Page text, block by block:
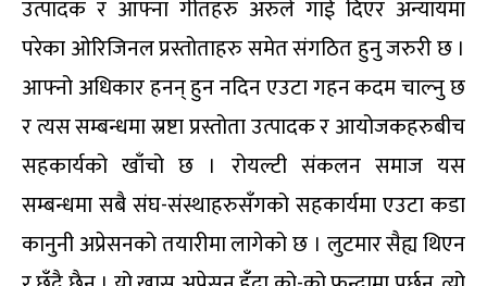
उत्पादक र आफ्ना गीतहरु अरुले गाई दिएर अन्यायमा
परेका ओरिजिनल प्रस्तोताहरु समेत संगठित हुनु जरुरी छ ।
आफ्नो अधिकार हनन् हुन नदिन एउटा गहन कदम चाल्नु छ
र त्यस सम्बन्धमा स्रष्टा प्रस्तोता उत्पादक र आयोजकहरुबीच
सहकार्यको खाँचो छ । रोयल्टी संकलन समाज यस
सम्बन्धमा सबै संघ-संस्थाहरुसँगको सहकार्यमा एउटा कडा
कानुनी अप्रेसनको तयारीमा लागेको छ । लुटमार सैह्य थिएन